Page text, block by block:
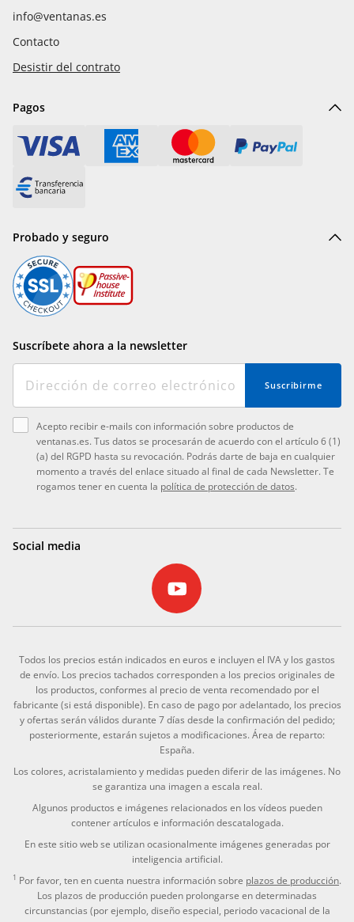
info@ventanas.es
Contacto
Desistir del contrato
Pagos
Probado y seguro
Suscríbete ahora a la newsletter
Suscribirme
Acepto recibir e-mails con información sobre productos de
ventanas.es. Tus datos se procesarán de acuerdo con el artículo 6 (1)
(a) del RGPD hasta su revocación. Podrás darte de baja en cualquier
momento a través del enlace situado al final de cada Newsletter. Te
rogamos tener en cuenta la política de protección de datos.
Social media
Todos los precios están indicados en euros e incluyen el IVA y los gastos
de envío. Los precios tachados corresponden a los precios originales de
los productos, conformes al precio de venta recomendado por el
fabricante (si está disponible). En caso de pago por adelantado, los precios
y ofertas serán válidos durante 7 días desde la confirmación del pedido;
posteriormente, estarán sujetos a modificaciones. Área de reparto:
España.
Los colores, acristalamiento y medidas pueden diferir de las imágenes. No
se garantiza una imagen a escala real.
Algunos productos e imágenes relacionados en los vídeos pueden
contener artículos e información descatalogada.
En este sitio web se utilizan ocasionalmente imágenes generadas por
inteligencia artificial.
1 Por favor, ten en cuenta nuestra información sobre plazos de producción.
Los plazos de producción pueden prolongarse en determinadas
circunstancias (por ejemplo, diseño especial, periodo vacacional de la